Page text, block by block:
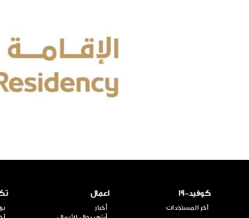
كوفيد-19
آخر المستجدات
اعمال
أخبار